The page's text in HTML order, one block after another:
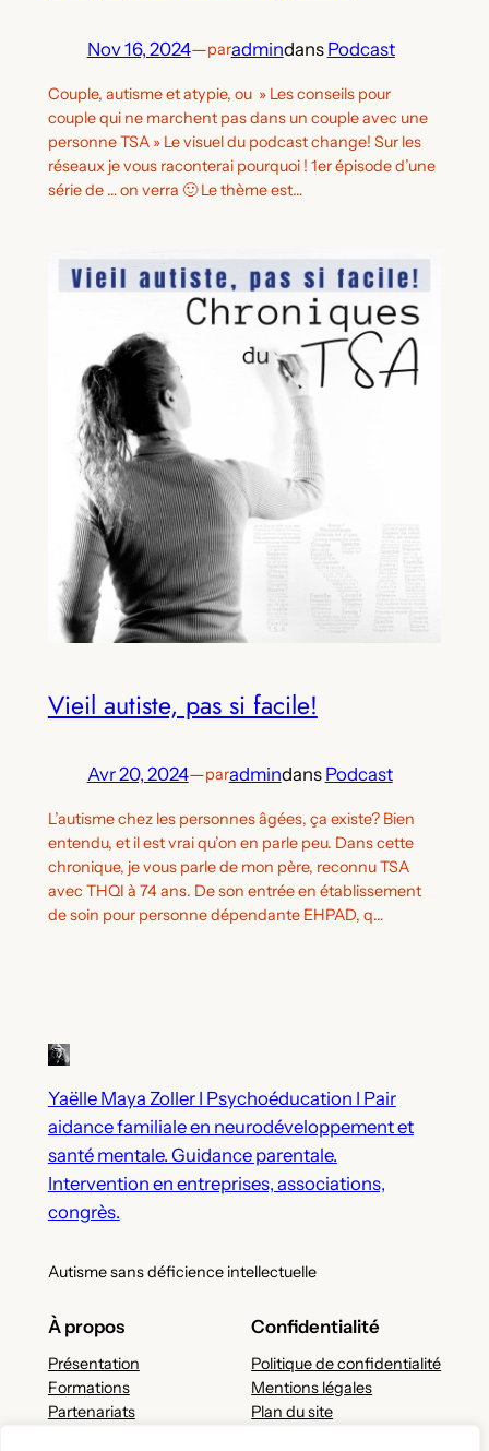
Nov 16, 2024—paradmindans Podcast
Couple, autisme et atypie, ou » Les conseils pour
couple qui ne marchent pas dans un couple avec une
personne TSA » Le visuel du podcast change! Sur les
réseaux je vous raconterai pourquoi ! 1er épisode d’une
série de … on verra 🙂 Le thème est…
Vieil autiste, pas si facile!
Avr 20, 2024—paradmindans Podcast
L’autisme chez les personnes âgées, ça existe? Bien
entendu, et il est vrai qu’on en parle peu. Dans cette
chronique, je vous parle de mon père, reconnu TSA
avec THQI à 74 ans. De son entrée en établissement
de soin pour personne dépendante EHPAD, q…
Yaëlle Maya Zoller I Psychoéducation I Pair
aidance familiale en neurodéveloppement et
santé mentale. Guidance parentale.
Intervention en entreprises, associations,
congrès.
Autisme sans déficience intellectuelle
À propos
Présentation
Formations
Partenariats
Confidentialité
Politique de confidentialité
Mentions légales
Plan du site